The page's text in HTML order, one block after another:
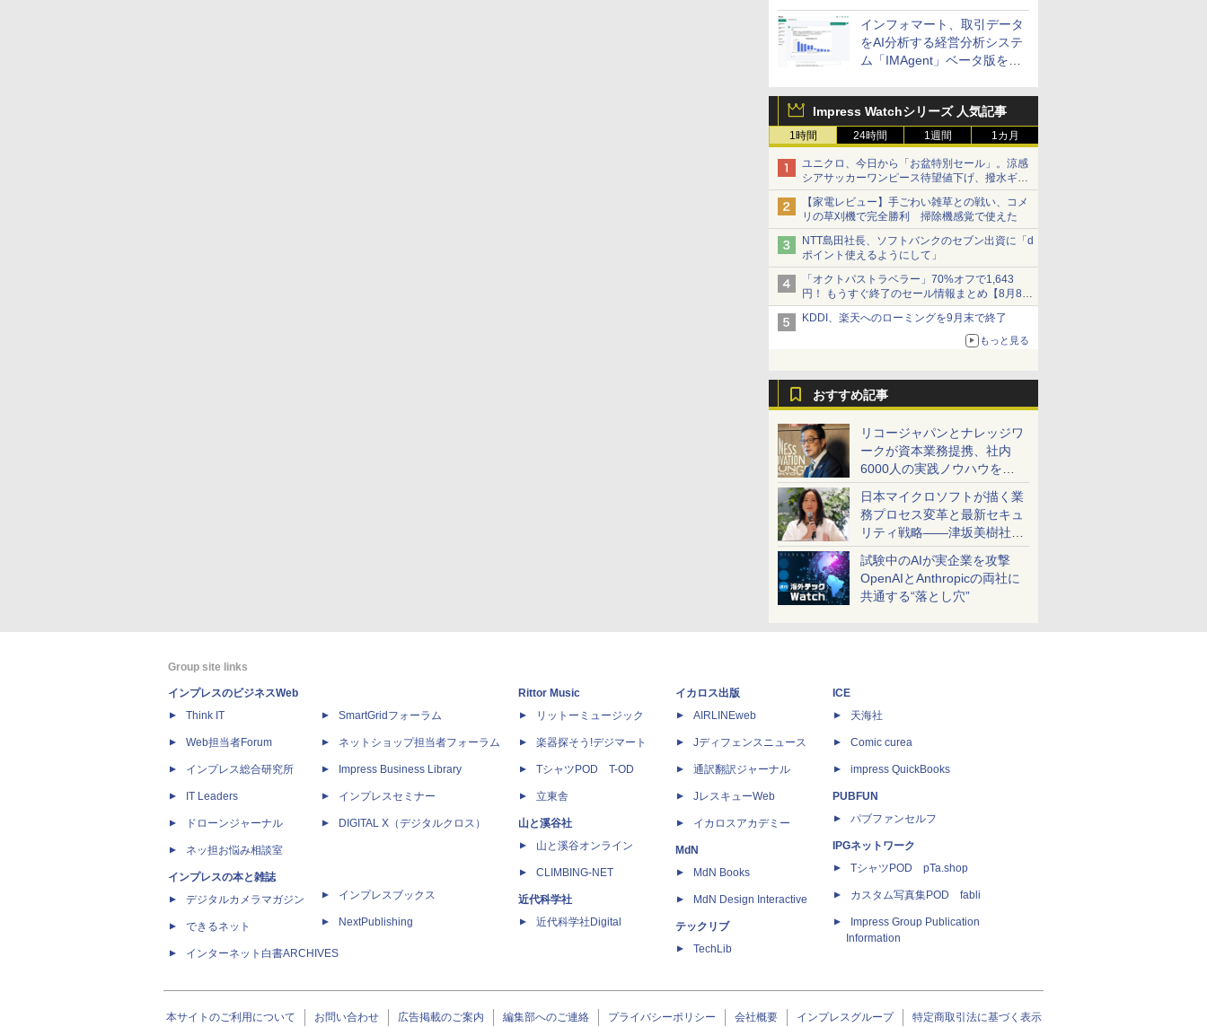
インフォマート、取引データ
をAI分析する経営分析システ
ム「IMAgent」ベータ版を提
Impress Watchシリーズ 人気記事
1時間 24時間 1週間 1カ月
ユニクロ、今日から「お盆特別セール」。涼感
シアサッカーワンピース待望値下げ、撥水ギア
ショーツは1990円に
【家電レビュー】手ごわい雑草との戦い、コメ
リの草刈機で完全勝利 掃除機感覚で使えた
NTT島田社長、ソフトバンクのセブン出資に「d
ポイント使えるようにして」
「オクトパストラベラー」70%オフで1,643
円！ もうすぐ終了のセール情報まとめ【8月8日
更新】
ニンテンドーeショップでは「大神 絶景版」が
KDDI、楽天へのローミングを9月末で終了
もっと見る
おすすめ記事
リコージャパンとナレッジワ
ークが資本業務提携、社内
6000人の実践ノウハウを生
かした「AI商談記録 for
RICOH」を展開へ
日本マイクロソフトが描く業
務プロセス変革と最新セキュ
リティ戦略――津坂美樹社長
が2027年度戦略を説明
試験中のAIが実企業を攻撃
OpenAIとAnthropicの両社に
共通する“落とし穴”
Group site links
インプレスのビジネスWeb
Think IT
Web担当者Forum
インプレス総合研究所
IT Leaders
ドローンジャーナル
ネッ担お悩み相談室
インプレスの本と雑誌
デジタルカメラマガジン
できるネット
インターネット白書ARCHIVES
SmartGridフォーラム
ネットショップ担当者フォーラム
Impress Business Library
インプレスセミナー
DIGITAL X（デジタルクロス）
インプレスブックス
NextPublishing
Rittor Music
リットーミュージック
楽器探そう!デジマート
TシャツPOD T-OD
立東舎
山と溪谷社
山と溪谷オンライン
CLIMBING-NET
近代科学社
近代科学社Digital
イカロス出版
AIRLINEweb
Jディフェンスニュース
通訳翻訳ジャーナル
JレスキューWeb
イカロスアカデミー
MdN
MdN Books
MdN Design Interactive
テックリブ
TechLib
ICE
天海社
Comic curea
impress QuickBooks
PUBFUN
パブファンセルフ
IPGネットワーク
TシャツPOD pTa.shop
カスタム写真集POD fabli
Impress Group Publication
Information
本サイトのご利用について お問い合わせ 広告掲載のご案内 編集部へのご連絡 プライバシーポリシー 会社概要 インプレスグループ 特定商取引法に基づく表示